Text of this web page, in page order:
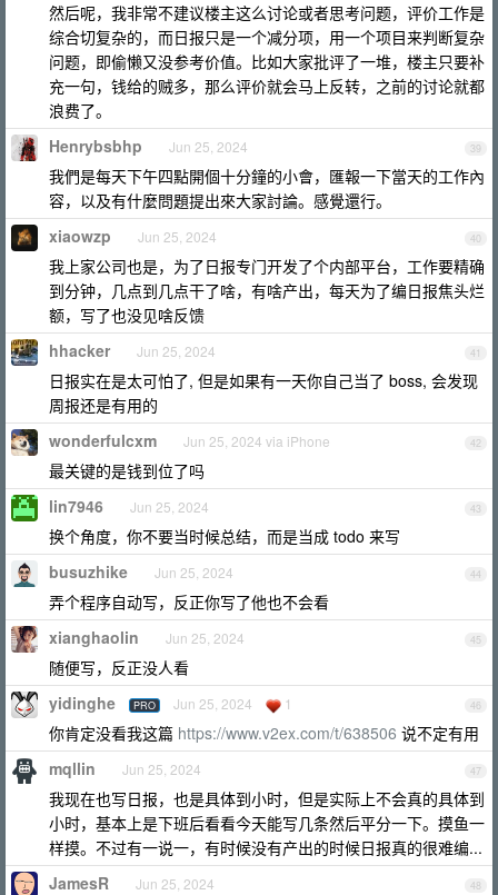
然后呢，我非常不建议楼主这么讨论或者思考问题，评价工作是
综合切复杂的，而日报只是一个减分项，用一个项目来判断复杂
问题，即偷懒又没参考价值。比如大家批评了一堆，楼主只要补
充一句，钱给的贼多，那么评价就会马上反转，之前的讨论就都
浪费了。
39
Henrybsbhp Jun 25, 2024
我們是每天下午四點開個十分鐘的小會，匯報一下當天的工作內
容，以及有什麼問題提出來大家討論。感覺還行。
40
xiaowzp Jun 25, 2024
我上家公司也是，为了日报专门开发了个内部平台，工作要精确
到分钟，几点到几点干了啥，有啥产出，每天为了编日报焦头烂
额，写了也没见啥反馈
41
hhacker Jun 25, 2024
日报实在是太可怕了, 但是如果有一天你自己当了 boss, 会发现
周报还是有用的
42
wonderfulcxm Jun 25, 2024 via iPhone
最关键的是钱到位了吗
43
lin7946 Jun 25, 2024
换个角度，你不要当时候总结，而是当成 todo 来写
44
busuzhike Jun 25, 2024
弄个程序自动写，反正你写了他也不会看
45
xianghaolin Jun 25, 2024
随便写，反正没人看
46
yidinghe PRO Jun 25, 2024 1
你肯定没看我这篇 https://www.v2ex.com/t/638506 说不定有用
47
mqllin Jun 25, 2024
我现在也写日报，也是具体到小时，但是实际上不会真的具体到
小时，基本上是下班后看看今天能写几条然后平分一下。摸鱼一
样摸。不过有一说一，有时候没有产出的时候日报真的很难编...
48
JamesR Jun 25, 2024